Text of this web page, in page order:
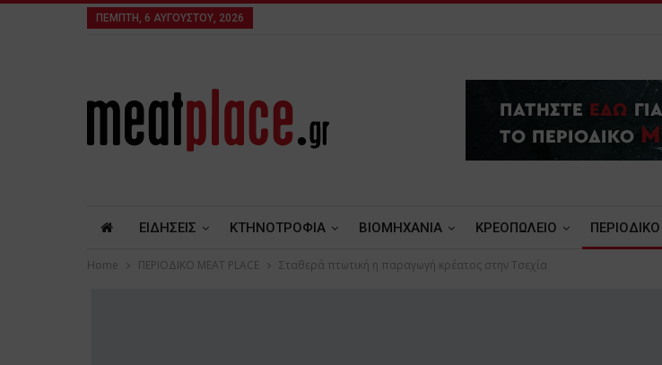
ΠΈΜΠΤΗ, 6 ΑΥΓΟΎΣΤΟΥ, 2026
ΕΙΔΗΣΕΙΣ ΚΤΗΝΟΤΡΟΦΙΑ ΒΙΟΜΗΧΑΝΙΑ ΚΡΕΟΠΩΛΕΙΟ
Home ΠΕΡΙΟΔΙΚΟ ΜΕΑΤ PLACE Σταθερά πτωτική η παραγωγή κρέατος στην Τσεχία